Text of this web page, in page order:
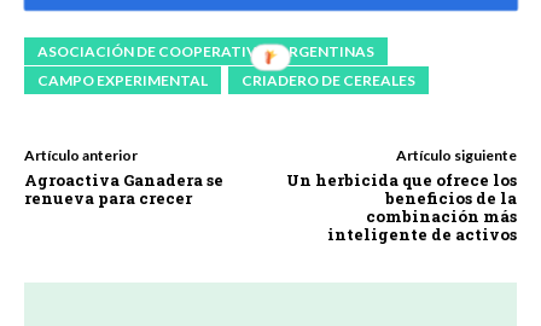
ASOCIACIÓN DE COOPERATIVAS ARGENTINAS
CAMPO EXPERIMENTAL
CRIADERO DE CEREALES
Artículo anterior
Agroactiva Ganadera se
renueva para crecer
Artículo siguiente
Un herbicida que ofrece los
beneficios de la
combinación más
inteligente de activos